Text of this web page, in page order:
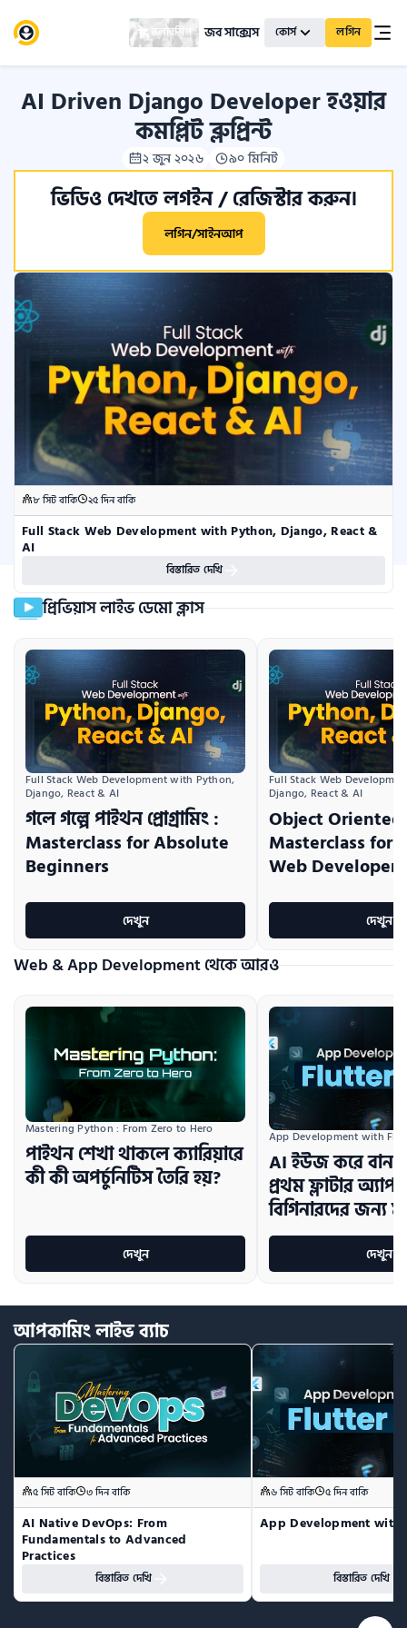
স্কলারশিপ জব সাক্সেস কোর্স লগিন
AI Driven Django Developer হওয়ার
কমপ্লিট ব্লুপ্রিন্ট
২ জুন ২০২৬ ৯০ মিনিট
ভিডিও দেখতে লগইন / রেজিস্টার করুন।
লগিন/সাইনআপ
৮ সিট বাকি ২৫ দিন বাকি
Full Stack Web Development with Python, Django, React &
AI
বিস্তারিত দেখি
প্রিভিয়াস লাইভ ডেমো ক্লাস
Full Stack Web Development with Python,
Django, React & AI
গলে গল্পে পাইথন প্রোগ্রামিং :
Masterclass for Absolute
Beginners
দেখুন
Full Stack Web
Django, React & AI
Object Oriented
Masterclass for
Web Developers
দেখুন
Web & App Development থেকে আরও
Mastering Python : From Zero to Hero
পাইথন শেখা থাকলে ক্যারিয়ারে
কী কী অপর্চুনিটিস তৈরি হয়?
দেখুন
App Development with
AI ইউজ করে
প্রথম ফ্লাটার অ্যাপঃ
বিগিনারদের জন্য
দেখুন
আপকামিংলাইভব্যাচ
৫ সিট বাকি ৩ দিন বাকি
AI Native DevOps: From
Fundamentals to Advanced
Practices
বিস্তারিত দেখি
৬ সিট বাকি ৫ দিন বাকি
App Development with
বিস্তারিত দেখি